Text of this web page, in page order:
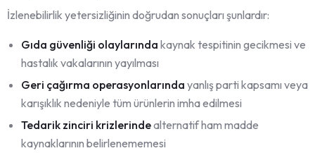
İzlenebilirlik yetersizliğinin doğrudan sonuçları şunlardır:
Gıda güvenliği olaylarında kaynak tespitinin gecikmesi ve
hastalık vakalarının yayılması
Geri çağırma operasyonlarında yanlış parti kapsamı veya
karışıklık nedeniyle tüm ürünlerin imha edilmesi
Tedarik zinciri krizlerindealternatif ham madde
kaynaklarının belirlenememesi